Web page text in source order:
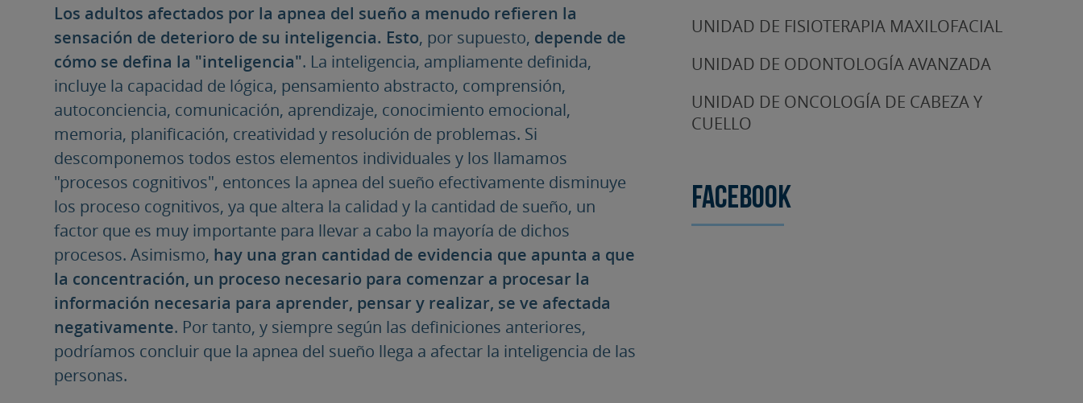
Los adultos afectados por la apnea del sueño a menudo refieren la
sensación de deterioro de su inteligencia. Esto, por supuesto, depende de
cómo se defina la "inteligencia". La inteligencia, ampliamente definida,
incluye la capacidad de lógica, pensamiento abstracto, comprensión,
autoconciencia, comunicación, aprendizaje, conocimiento emocional,
memoria, planificación, creatividad y resolución de problemas. Si
descomponemos todos estos elementos individuales y los llamamos
"procesos cognitivos", entonces la apnea del sueño efectivamente disminuye
los proceso cognitivos, ya que altera la calidad y la cantidad de sueño, un
factor que es muy importante para llevar a cabo la mayoría de dichos
procesos. Asimismo, hay una gran cantidad de evidencia que apunta a que
la concentración, un proceso necesario para comenzar a procesar la
información necesaria para aprender, pensar y realizar, se ve afectada
negativamente. Por tanto, y siempre según las definiciones anteriores,
podríamos concluir que la apnea del sueño llega a afectar la inteligencia de las
personas.
UNIDAD DE FISIOTERAPIA MAXILOFACIAL
UNIDAD DE ODONTOLOGÍA AVANZADA
UNIDAD DE ONCOLOGÍA DE CABEZA Y
CUELLO
Facebook